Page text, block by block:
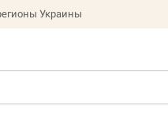
Украины